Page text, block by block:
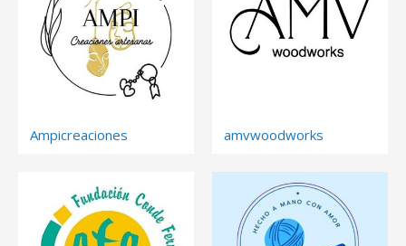
Ampicreaciones amvwoodworks